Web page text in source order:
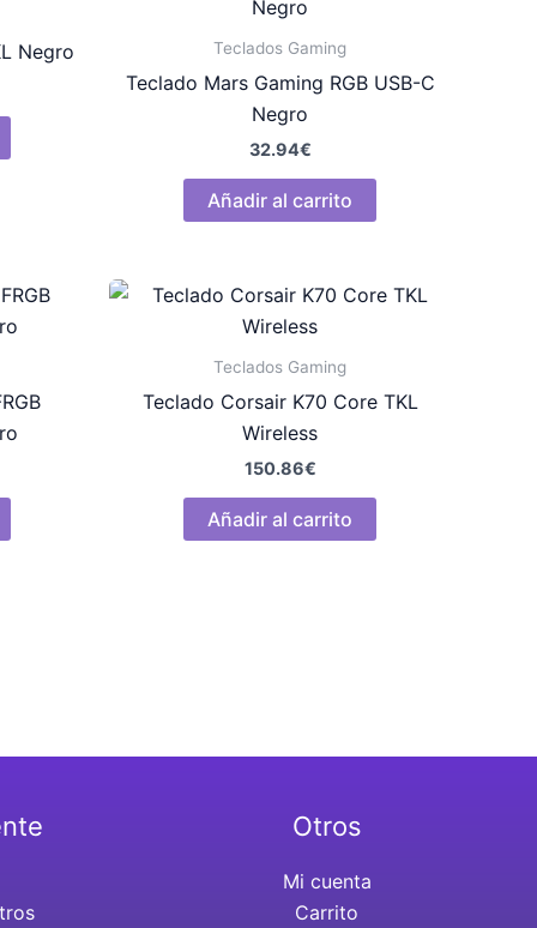
Negro Teclados Gaming
Teclado Mars Gaming RGB USB-C
Negro
32.94€
Añadir al carrito
Teclados Gaming
Teclado Corsair K70 Core TKL
Wireless
150.86€
Añadir al carrito
Otros
Mi cuenta
Carrito